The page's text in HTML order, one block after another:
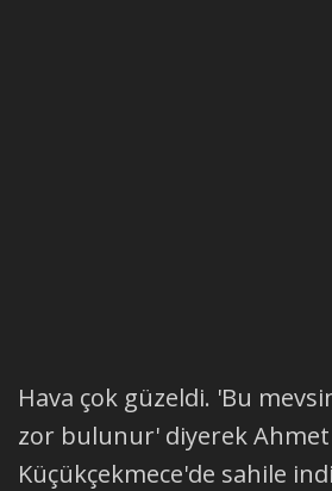
Hava çok güzeldi. 'Bu
zor bulunur' diyerek
Küçükçekmece'de sahile